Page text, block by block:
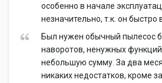
особенно в начале
незначительно, т.к. он быстро
Был нужен обычный пылесос
наворотов, ненужных функций
небольшую сумму. За два
никаких недостатков, кроме